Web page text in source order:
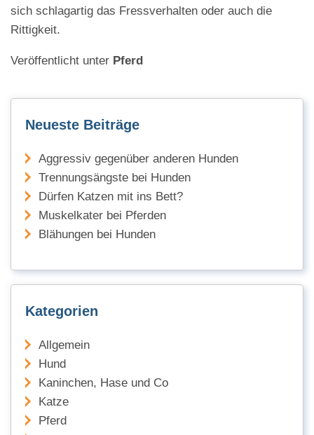
sich schlagartig das Fressverhalten oder auch die
Rittigkeit.
Veröffentlicht unter Pferd
Neueste Beiträge
Aggressiv gegenüber anderen Hunden
Trennungsängste bei Hunden
Dürfen Katzen mit ins Bett?
Muskelkater bei Pferden
Blähungen bei Hunden
Kategorien
Allgemein
Hund
Kaninchen, Hase und Co
Katze
Pferd